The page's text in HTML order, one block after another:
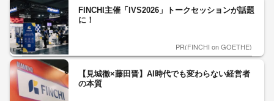
FINCHI主催「IVS2026」トークセッションが話題
に！
PR(FINCHI on GOETHE)
【見城徹×藤田晋】AI時代でも変わらない経営者
の本質